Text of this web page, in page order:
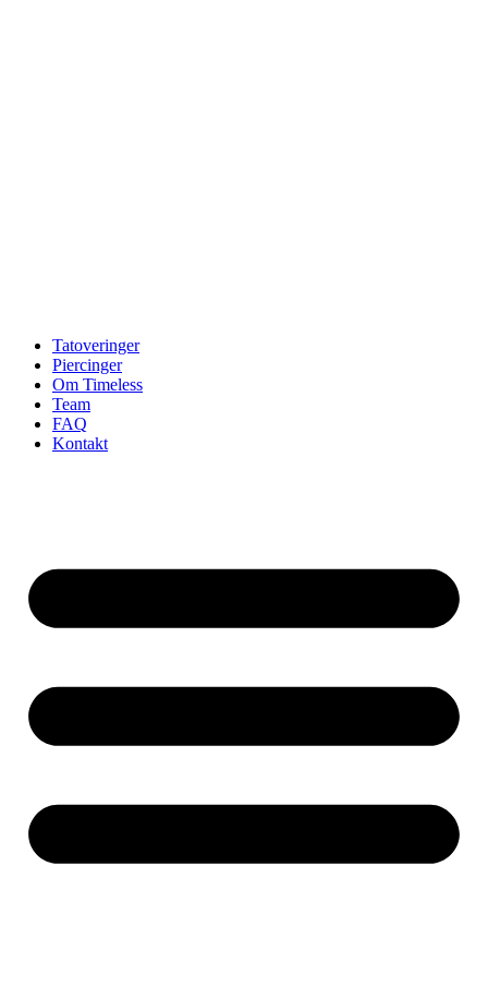
Tatoveringer
Piercinger
Om Timeless
Team
FAQ
Kontakt